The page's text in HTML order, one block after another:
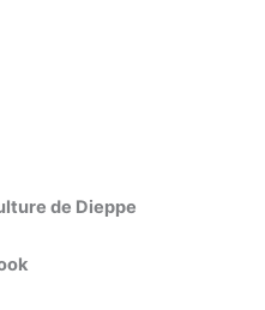
de Dieppe